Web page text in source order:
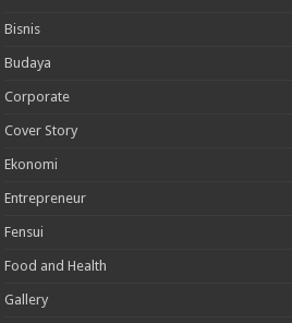
Bisnis
Budaya
Corporate
Cover Story
Ekonomi
Entrepreneur
Fensui
Food and Health
Gallery